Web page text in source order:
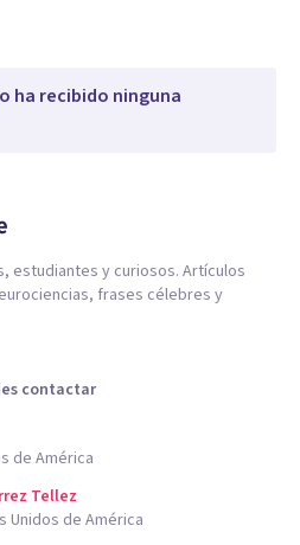
ha recibido ninguna
estudiantes y curiosos. Artículos
frases célebres y
contactar
de América
Tellez
Unidos de América